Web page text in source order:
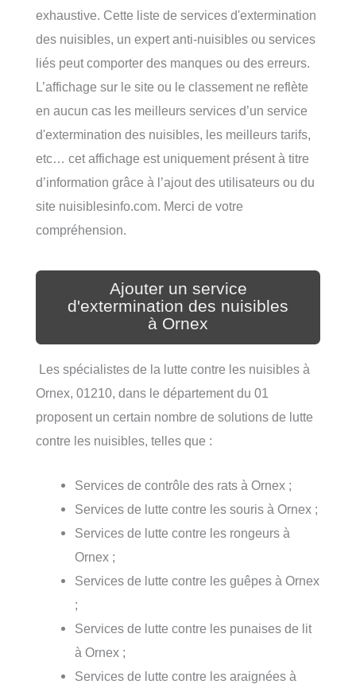
exhaustive. Cette liste de services d'extermination
des nuisibles, un expert anti-nuisibles ou services
liés peut comporter des manques ou des erreurs.
L’affichage sur le site ou le classement ne reflète
en aucun cas les meilleurs services d’un service
d'extermination des nuisibles, les meilleurs tarifs,
etc… cet affichage est uniquement présent à titre
d’information grâce à l’ajout des utilisateurs ou du
site nuisiblesinfo.com. Merci de votre
compréhension.
Ajouter un service
d'extermination des nuisibles
à Ornex
Les spécialistes de la lutte contre les nuisibles à
Ornex, 01210, dans le département du 01
proposent un certain nombre de solutions de lutte
contre les nuisibles, telles que :
Services de contrôle des rats à Ornex ;
Services de lutte contre les souris à Ornex ;
Services de lutte contre les rongeurs à
Ornex ;
Services de lutte contre les guêpes à Ornex
;
Services de lutte contre les punaises de lit
à Ornex ;
Services de lutte contre les araignées à